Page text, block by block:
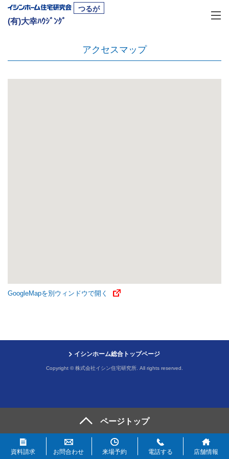
つるが
(有)大幸ﾊｳｼﾞﾝｸﾞ
資料請求 お問合わせ 来場予約 電話する 店舗情報
アクセスマップ
GoogleMapを別ウィンドウで開く
イシンホーム総合トップページ
Copyright © 株式会社イシン住宅研究所. All rights reserved.